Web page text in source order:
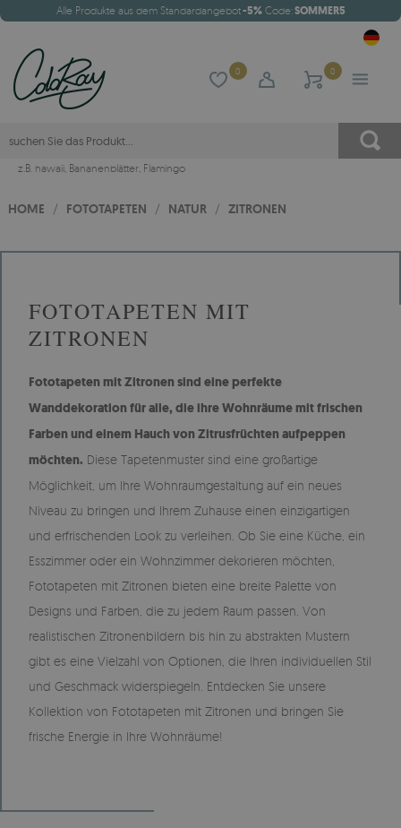
Alle Produkte aus dem Standardangebot-5%Code:SOMMER5
0 0
z.B. hawaii, Bananenblätter, Flamingo
HOME / FOTOTAPETEN / NATUR / ZITRONEN
FOTOTAPETEN MIT
ZITRONEN
Fototapeten mit Zitronen sind eine perfekte
Wanddekoration für alle, die ihre Wohnräume mit frischen
Farben und einem Hauch von Zitrusfrüchten aufpeppen
möchten. Diese Tapetenmuster sind eine großartige
Möglichkeit, um Ihre Wohnraumgestaltung auf ein neues
Niveau zu bringen und Ihrem Zuhause einen einzigartigen
und erfrischenden Look zu verleihen. Ob Sie eine Küche, ein
Esszimmer oder ein Wohnzimmer dekorieren möchten,
Fototapeten mit Zitronen bieten eine breite Palette von
Designs und Farben, die zu jedem Raum passen. Von
realistischen Zitronenbildern bis hin zu abstrakten Mustern
gibt es eine Vielzahl von Optionen, die Ihren individuellen Stil
und Geschmack widerspiegeln. Entdecken Sie unsere
Kollektion von Fototapeten mit Zitronen und bringen Sie
frische Energie in Ihre Wohnräume!